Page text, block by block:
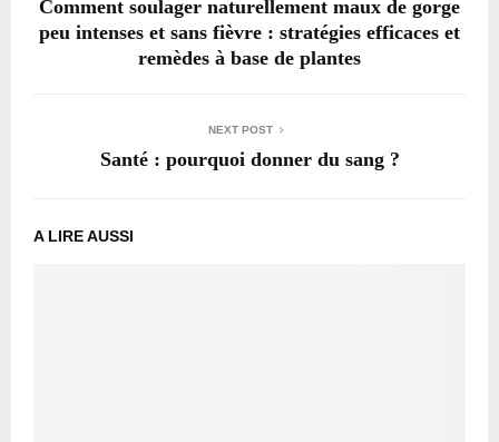
Comment soulager naturellement maux de gorge
peu intenses et sans fièvre : stratégies efficaces et
remèdes à base de plantes
NEXT POST
Santé : pourquoi donner du sang ?
A LIRE AUSSI